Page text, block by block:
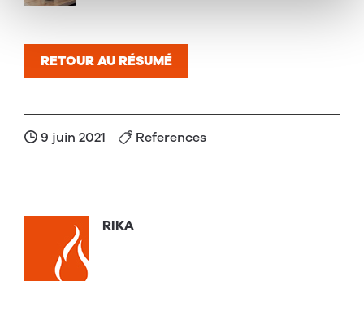
RETOUR AU RÉSUMÉ
9 juin 2021 References
RIKA